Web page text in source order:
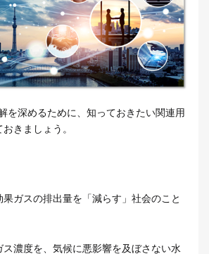
を深めるために、知っておきたい関連用
きましょう。
ガスの排出量を「減らす」社会のこと
ス濃度を、気候に悪影響を及ぼさない水